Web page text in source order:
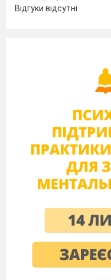
( дом в котором
Как этого добиться?
( поддерживать
предметы
К нам за
воздуха и земли
Они приготовили
хотят нам сказать?
Давайте посмотрим
( презентация боль
Почему к нам
Выступление
Мы убедились что
У нас сегодня
сберечь природу в
Цель нашекго
найти пути решения.
равновесие.Для
Відгуки відсутні